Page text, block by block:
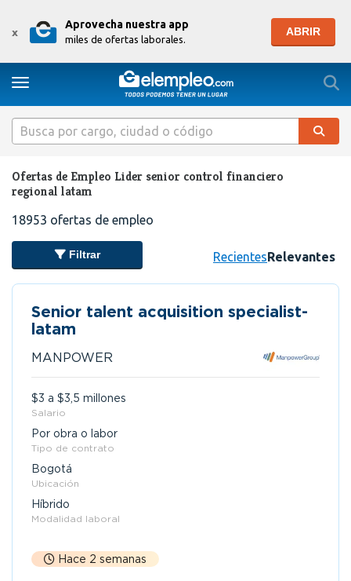
x
Aprovecha nuestra app
miles de ofertas laborales.
ABRIR
Toggle navigation
Ofertas de Empleo Lider senior control financiero
regional latam
18953 ofertas de empleo
Filtrar RecientesRelevantes
Senior talent acquisition specialist-
latam
MANPOWER
$3 a $3,5 millones
Salario
Por obra o labor
Tipo de contrato
Bogotá
Ubicación
Híbrido
Modalidad laboral
Hace 2 semanas